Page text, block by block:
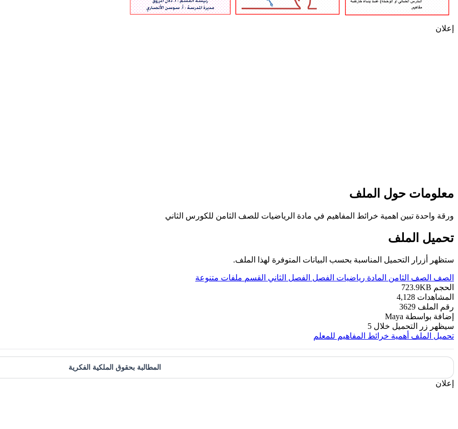
إعلان
معلومات حول الملف
ورقة واحدة تبين اهمية خرائط المفاهيم في مادة الرياضيات للصف الثامن للكورس الثاني
تحميل الملف
ستظهر أزرار التحميل المناسبة بحسب البيانات المتوفرة لهذا الملف.
الصف الصف الثامن المادة رياضيات الفصل الفصل الثاني القسم ملفات متنوعة
الحجم 723.9KB
المشاهدات 4,128
رقم الملف 3629
إضافة بواسطة Maya
سيظهر زر التحميل خلال 5
تحميل الملف أهمية خرائط المفاهيم للمعلم
المطالبة بحقوق الملكية الفكرية
إعلان